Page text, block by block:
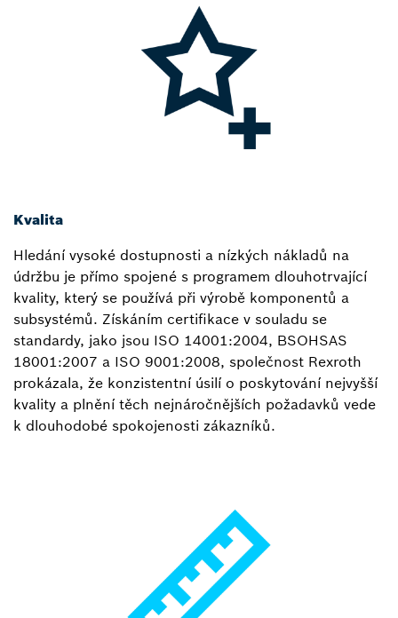
Kvalita
Hledání vysoké dostupnosti a nízkých nákladů na
údržbu je přímo spojené s programem dlouhotrvající
kvality, který se používá při výrobě komponentů a
subsystémů. Získáním certifikace v souladu se
standardy, jako jsou ISO 14001:2004, BSOHSAS
18001:2007 a ISO 9001:2008, společnost Rexroth
prokázala, že konzistentní úsilí o poskytování nejvyšší
kvality a plnění těch nejnáročnějších požadavků vede
k dlouhodobé spokojenosti zákazníků.